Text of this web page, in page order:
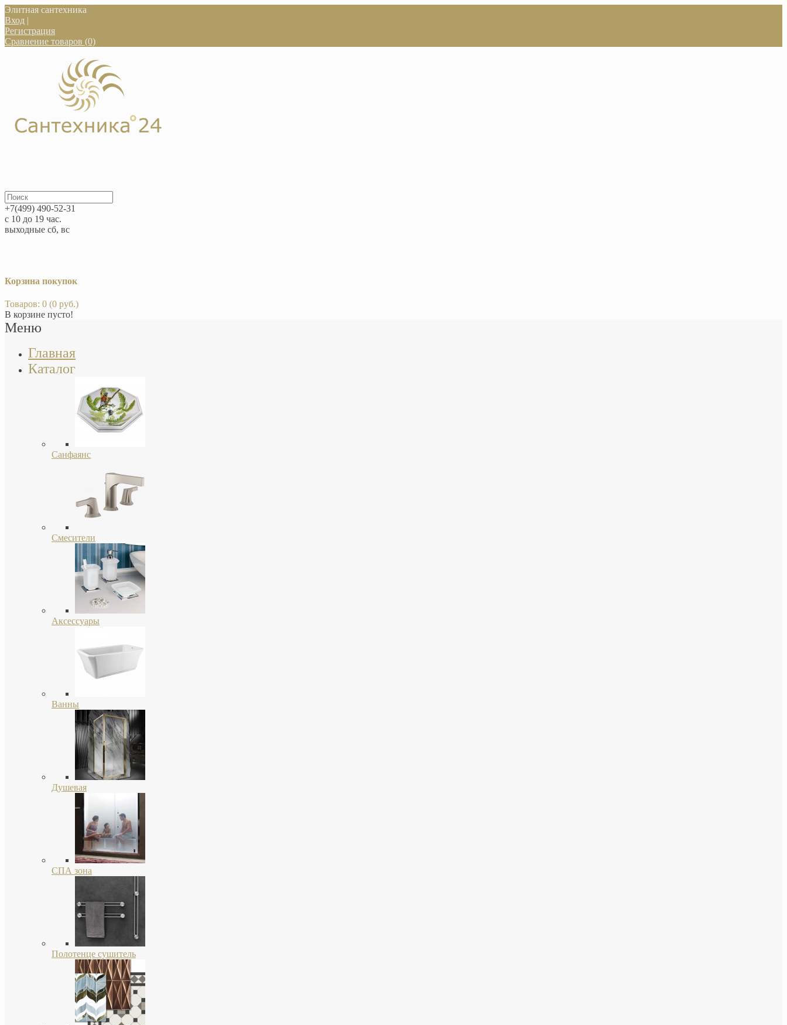
Элитная сантехника
Вход |
Регистрация
Сравнение товаров (0)
+7(499) 490-52-31
с 10 до 19 час.
выходные сб, вс
Корзина покупок
Товаров: 0 (0 руб.)
В корзине пусто!
Меню
Главная
Каталог
Санфаянс
Смесители
Аксессуары
Ванны
Душевая
СПА зона
Полотенце сушитель